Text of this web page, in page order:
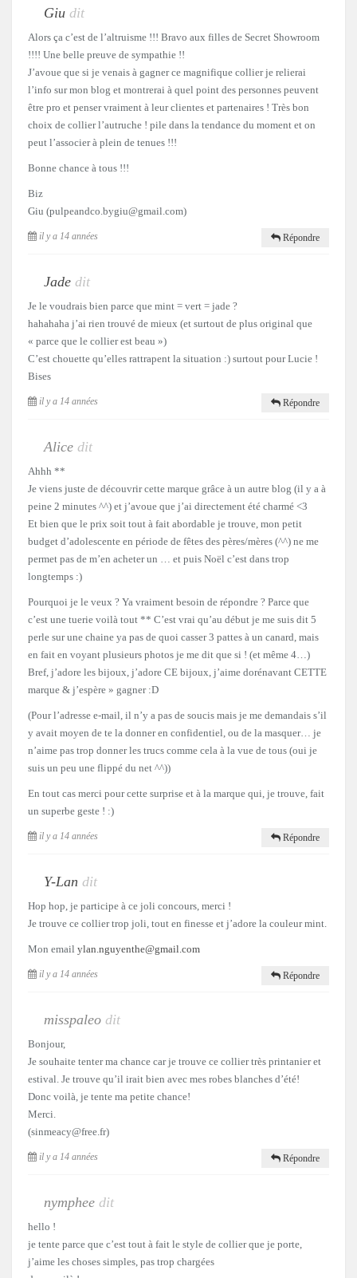
Giu dit
Alors ça c’est de l’altruisme !!! Bravo aux filles de Secret Showroom
!!!! Une belle preuve de sympathie !!
J’avoue que si je venais à gagner ce magnifique collier je relierai
l’info sur mon blog et montrerai à quel point des personnes peuvent
être pro et penser vraiment à leur clientes et partenaires ! Très bon
choix de collier l’autruche ! pile dans la tendance du moment et on
peut l’associer à plein de tenues !!!
Bonne chance à tous !!!
Biz
Giu (pulpeandco.bygiu@gmail.com)
il y a 14 années Répondre
Jade dit
Je le voudrais bien parce que mint = vert = jade ?
hahahaha j’ai rien trouvé de mieux (et surtout de plus original que
« parce que le collier est beau »)
C’est chouette qu’elles rattrapent la situation :) surtout pour Lucie !
Bises
il y a 14 années Répondre
Alice dit
Ahhh **
Je viens juste de découvrir cette marque grâce à un autre blog (il y a à
peine 2 minutes ^^) et j’avoue que j’ai directement été charmé <3
Et bien que le prix soit tout à fait abordable je trouve, mon petit
budget d’adolescente en période de fêtes des pères/mères (^^) ne me
permet pas de m’en acheter un … et puis Noël c’est dans trop
longtemps :)
Pourquoi je le veux ? Ya vraiment besoin de répondre ? Parce que
c’est une tuerie voilà tout ** C’est vrai qu’au début je me suis dit 5
perle sur une chaine ya pas de quoi casser 3 pattes à un canard, mais
en fait en voyant plusieurs photos je me dit que si ! (et même 4…)
Bref, j’adore les bijoux, j’adore CE bijoux, j’aime dorénavant CETTE
marque & j’espère » gagner :D
(Pour l’adresse e-mail, il n’y a pas de soucis mais je me demandais s’il
y avait moyen de te la donner en confidentiel, ou de la masquer… je
n’aime pas trop donner les trucs comme cela à la vue de tous (oui je
suis un peu une flippé du net ^^))
En tout cas merci pour cette surprise et à la marque qui, je trouve, fait
un superbe geste ! :)
il y a 14 années Répondre
Y-Lan dit
Hop hop, je participe à ce joli concours, merci !
Je trouve ce collier trop joli, tout en finesse et j’adore la couleur mint.
Mon email ylan.nguyenthe@gmail.com
il y a 14 années Répondre
misspaleo dit
Bonjour,
Je souhaite tenter ma chance car je trouve ce collier très printanier et
estival. Je trouve qu’il irait bien avec mes robes blanches d’été!
Donc voilà, je tente ma petite chance!
Merci.
(sinmeacy@free.fr)
il y a 14 années Répondre
nymphee dit
hello !
je tente parce que c’est tout à fait le style de collier que je porte,
j’aime les choses simples, pas trop chargées